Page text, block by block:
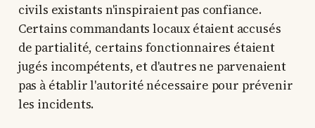
civils existants n'inspiraient pas confiance.
Certains commandants locaux étaient accusés
de partialité, certains fonctionnaires étaient
jugés incompétents, et d'autres ne parvenaient
pas à établir l'autorité nécessaire pour prévenir
les incidents.